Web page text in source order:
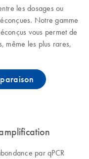
les dosages ou
Notre gamme
vous permet de
même les plus rares,
par qPCR